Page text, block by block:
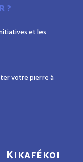
?
et les
votre pierre à
Kikafékoi